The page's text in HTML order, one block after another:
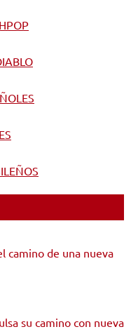
camino de una nueva
su camino con nueva